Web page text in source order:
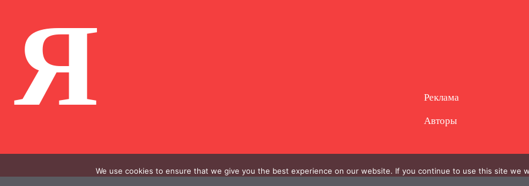
Я Реклама
Авторы
We use cookies to ensure that we give you the best experience on our website. If you continue to use this site we